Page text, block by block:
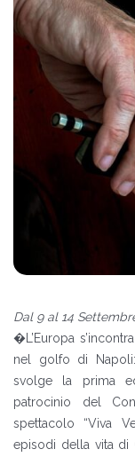
Dal 9 al 14
�L’Europa
nel golfo di
svolge la prima
patrocinio del
spettacolo “Viva
episodi della vita di